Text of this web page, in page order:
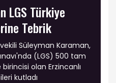
LGS Türkiye
Tebrik
Süleyman Karaman,
(LGS) 500 tam
olan Erzincanlı
kutladı